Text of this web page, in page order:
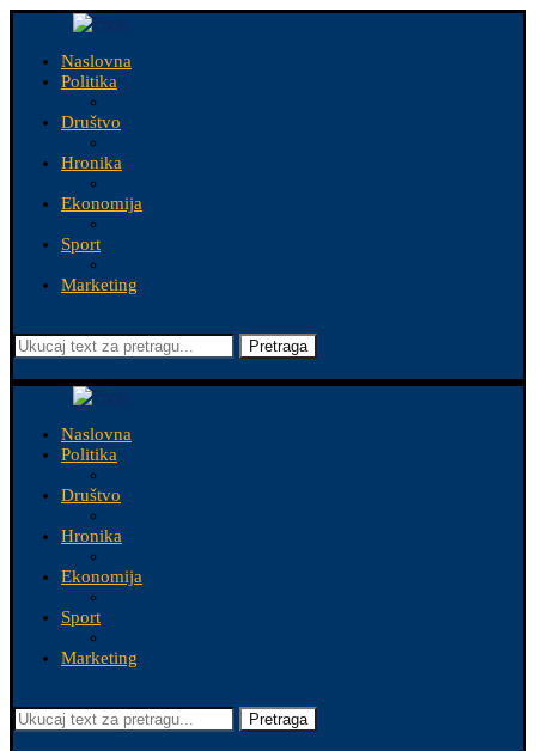
Naslovna
Politika
Društvo
Hronika
Ekonomija
Sport
Marketing
Pretraga
Naslovna
Politika
Društvo
Hronika
Ekonomija
Sport
Marketing
Pretraga